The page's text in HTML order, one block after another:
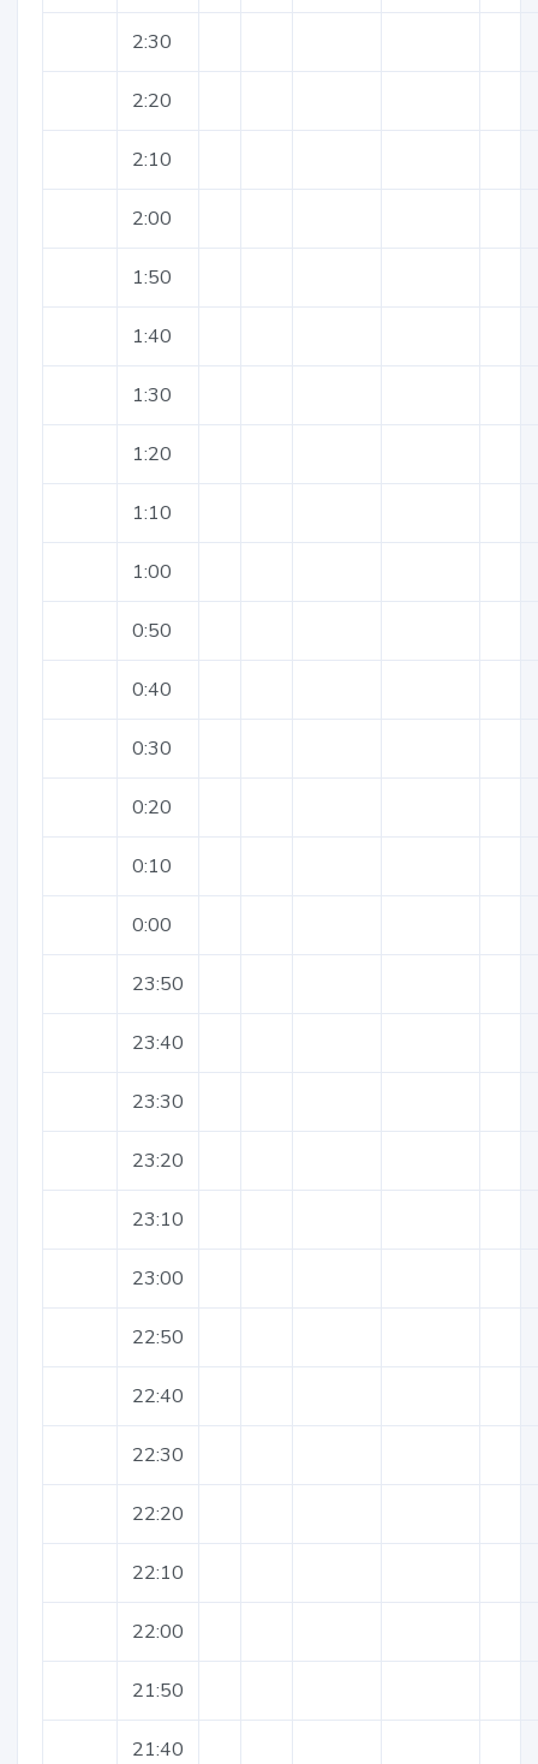
2:30
2:20
2:10
2:00
1:50
1:40
1:30
1:20
1:10
1:00
0:50
0:40
0:30
0:20
0:10
0:00
23:50
23:40
23:30
23:20
23:10
23:00
22:50
22:40
22:30
22:20
22:10
22:00
21:50
21:40